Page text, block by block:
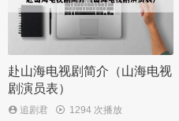
赴山海电视剧简介（山海电视
剧演员表）
追剧君 1294 次播放